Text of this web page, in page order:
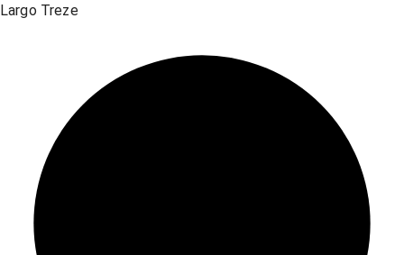
Largo Treze